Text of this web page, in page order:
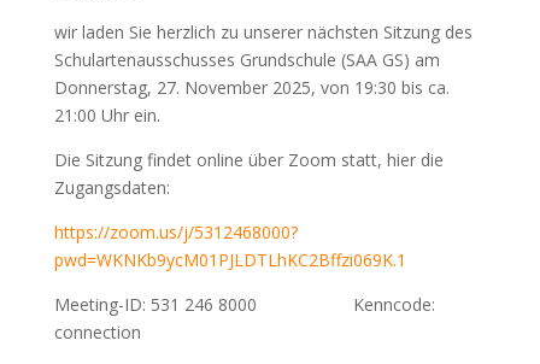
wir laden Sie herzlich zu unserer nächsten Sitzung des
Schulartenausschusses Grundschule (SAA GS) am
Donnerstag, 27. November 2025, von 19:30 bis ca.
21:00 Uhr ein.
Die Sitzung findet online über Zoom statt, hier die
Zugangsdaten:
https://zoom.us/j/5312468000?
pwd=WKNKb9ycM01PJLDTLhKC2Bffzi069K.1
Meeting-ID: 531 246 8000 Kenncode:
connection